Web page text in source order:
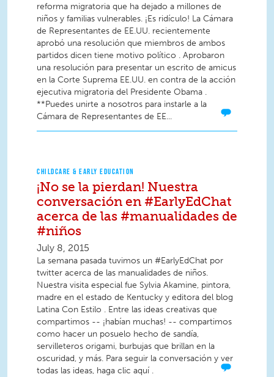
reforma migratoria que ha dejado a millones de
niños y familias vulnerables. ¡Es ridículo! La Cámara
de Representantes de EE.UU. recientemente
aprobó una resolución que miembros de ambos
partidos dicen tiene motivo político . Aprobaron
una resolución para presentar un escrito de amicus
en la Corte Suprema EE.UU. en contra de la acción
ejecutiva migratoria del Presidente Obama .
**Puedes unirte a nosotros para instarle a la
Cámara de Representantes de EE...
CHILDCARE & EARLY EDUCATION
¡No se la pierdan! Nuestra
conversación en #EarlyEdChat
acerca de las #manualidades de
#niños
July 8, 2015
La semana pasada tuvimos un #EarlyEdChat por
twitter acerca de las manualidades de niños.
Nuestra visita especial fue Sylvia Akamine, pintora,
madre en el estado de Kentucky y editora del blog
Latina Con Estilo . Entre las ideas creativas que
compartimos -- ¡habían muchas! -- compartimos
como hacer un posuelo hecho de sandía,
servilleteros origami, burbujas que brillan en la
oscuridad, y más. Para seguir la conversación y ver
todas las ideas, haga clic aquí .